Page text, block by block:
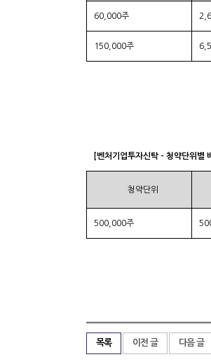
60,000주
150,000주
[벤처기업투자신탁 - 청약단위별
청약단위
500,000주
목록 이전 글 다음 글